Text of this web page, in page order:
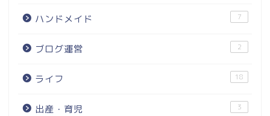
ハンドメイド 7
ブログ運営 2
ライフ 18
出産・育児 3